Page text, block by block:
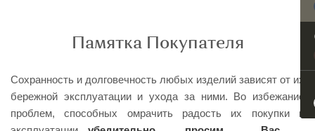
Памятка Покупателя
Сохранность и долговечность любых изделий зависят от их
бережной эксплуатации и ухода за ними. Во избежание
проблем, способных омрачить радость их покупки и